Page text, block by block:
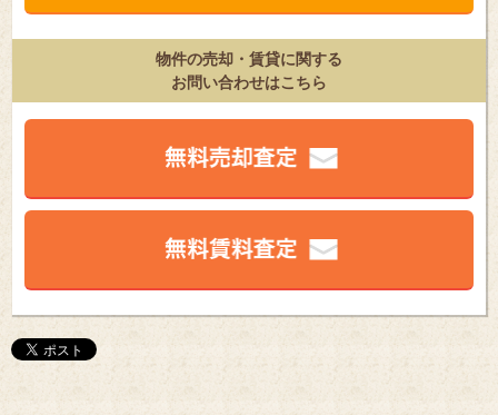
物件の売却・賃貸に関する
お問い合わせはこちら